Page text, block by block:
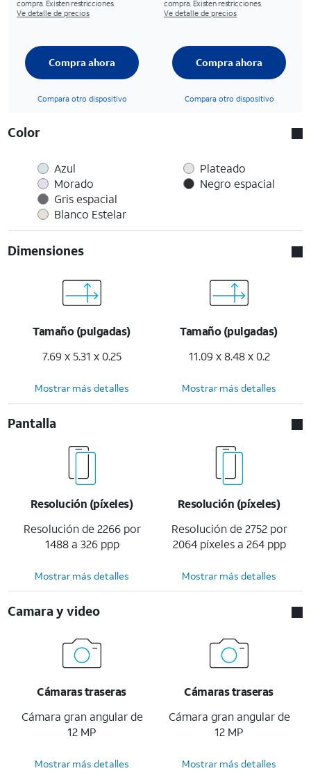
compra. Existen restricciones.
Ve detalle de precios
compra. Existen restricciones.
Ve detalle de precios
Compra ahora
Compara otro dispositivo
Compra ahora
Compara otro dispositivo
Color
Azul
Morado
Gris espacial
Blanco Estelar
Plateado
Negro espacial
Dimensiones
Tamaño (pulgadas)
7.69 x 5.31 x 0.25
Tamaño (pulgadas)
11.09 x 8.48 x 0.2
Mostrar más detalles Mostrar más detalles
Pantalla
Resolución (píxeles)
Resolución de 2266 por
1488 a 326 ppp
Resolución (píxeles)
Resolución de 2752 por
2064 píxeles a 264 ppp
Mostrar más detalles Mostrar más detalles
Camara y video
Cámaras traseras
Cámara gran angular de
12 MP
Cámaras traseras
Cámara gran angular de
12 MP
Mostrar más detalles Mostrar más detalles